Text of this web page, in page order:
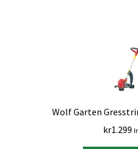
Wolf Garten
kr1.299